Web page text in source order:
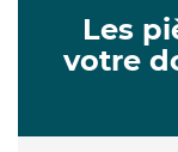
Les
votre